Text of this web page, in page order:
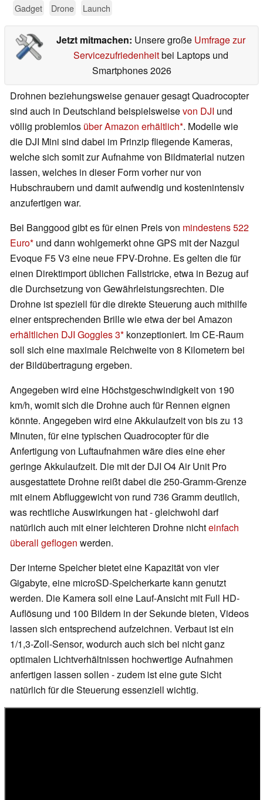
Gadget Drone Launch
Jetzt mitmachen: Unsere große Umfrage zur
Servicezufriedenheitbei Laptops und
Smartphones 2026
Drohnen beziehungsweise genauer gesagt Quadrocopter
sind auch in Deutschland beispielsweisevon DJI und
völlig problemlos über Amazon erhältlich . Modelle wie
die DJI Mini sind dabei im Prinzip fliegende Kameras,
welche sich somit zur Aufnahme von Bildmaterial nutzen
lassen, welches in dieser Form vorher nur von
Hubschraubern und damit aufwendig und kostenintensiv
anzufertigen war.
Bei Banggood gibt es für einen Preis von mindestens 522
Euro und dann wohlgemerkt ohne GPS mit der Nazgul
Evoque F5 V3 eine neue FPV-Drohne. Es gelten die für
einen Direktimport üblichen Fallstricke, etwa in Bezug auf
die Durchsetzung von Gewährleistungsrechten. Die
Drohne ist speziell für die direkte Steuerung auch mithilfe
einer entsprechenden Brille wie etwa der bei Amazon
erhältlichen DJI Goggles 3 konzeptioniert. Im CE-Raum
soll sich eine maximale Reichweite von 8 Kilometern bei
der Bildübertragung ergeben.
Angegeben wird eine Höchstgeschwindigkeit von 190
km/h, womit sich die Drohne auch für Rennen eignen
könnte. Angegeben wird eine Akkulaufzeit von bis zu 13
Minuten, für eine typischen Quadrocopter für die
Anfertigung von Luftaufnahmen wäre dies eine eher
geringe Akkulaufzeit. Die mit der DJI O4 Air Unit Pro
ausgestattete Drohne reißt dabei die 250-Gramm-Grenze
mit einem Abfluggewicht von rund 736 Gramm deutlich,
was rechtliche Auswirkungen hat - gleichwohl darf
natürlich auch mit einer leichteren Drohne nichteinfach
überall geflogen werden.
Der interne Speicher bietet eine Kapazität von vier
Gigabyte, eine microSD-Speicherkarte kann genutzt
werden. Die Kamera soll eine Lauf-Ansicht mit Full HD-
Auflösung und 100 Bildern in der Sekunde bieten, Videos
lassen sich entsprechend aufzeichnen. Verbaut ist ein
1/1,3-Zoll-Sensor, wodurch auch sich bei nicht ganz
optimalen Lichtverhältnissen hochwertige Aufnahmen
anfertigen lassen sollen - zudem ist eine gute Sicht
natürlich für die Steuerung essenziell wichtig.